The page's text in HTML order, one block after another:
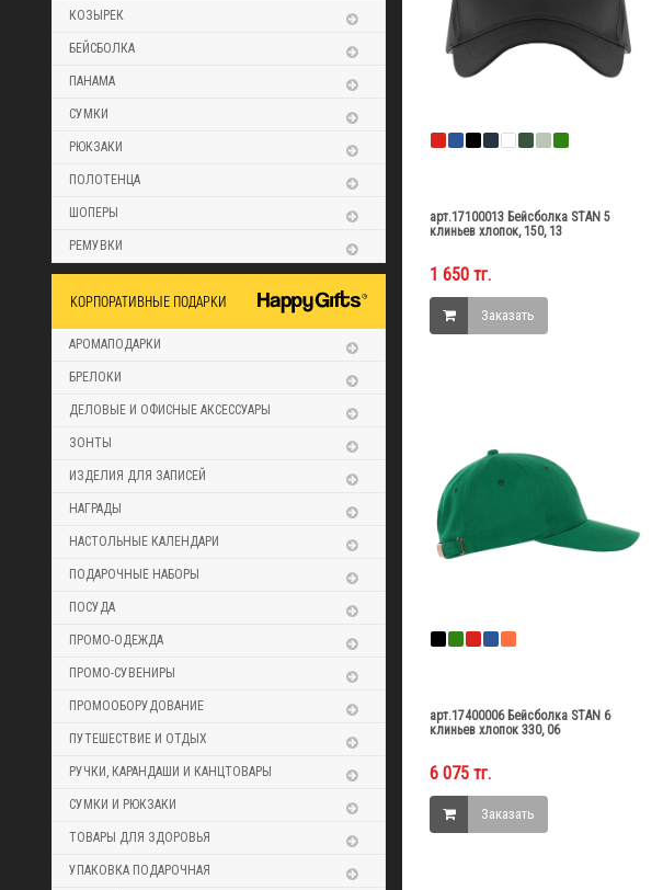
КОЗЫРЕК
БЕЙСБОЛКА
ПАНАМА
СУМКИ
РЮКЗАКИ
ПОЛОТЕНЦА
ШОПЕРЫ
РЕМУВКИ
КОРПОРАТИВНЫЕ ПОДАРКИ
АРОМАПОДАРКИ
БРЕЛОКИ
ДЕЛОВЫЕ И ОФИСНЫЕ АКСЕССУАРЫ
ЗОНТЫ
ИЗДЕЛИЯ ДЛЯ ЗАПИСЕЙ
НАГРАДЫ
НАСТОЛЬНЫЕ КАЛЕНДАРИ
ПОДАРОЧНЫЕ НАБОРЫ
ПОСУДА
ПРОМО-ОДЕЖДА
ПРОМО-СУВЕНИРЫ
ПРОМООБОРУДОВАНИЕ
ПУТЕШЕСТВИЕ И ОТДЫХ
РУЧКИ, КАРАНДАШИ И КАНЦТОВАРЫ
СУМКИ И РЮКЗАКИ
ТОВАРЫ ДЛЯ ЗДОРОВЬЯ
УПАКОВКА ПОДАРОЧНАЯ
арт.17100013 Бейсболка STAN 5
клиньев хлопок, 150, 13
1 650 тг.
Заказать
арт.17400006 Бейсболка STAN 6
клиньев хлопок 330, 06
6 075 тг.
Заказать